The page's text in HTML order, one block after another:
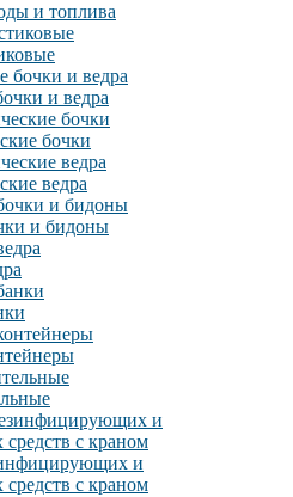
и топлива
и ведра
бочки
ведра
и бидоны
и
средств с краном